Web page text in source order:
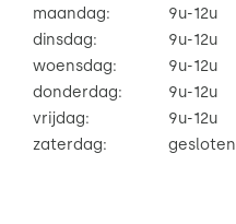
maandag: 9u-12u
dinsdag:
9u-12u
woensdag:
9u-12u
donderdag:
9u-12u
vrijdag:
9u-12u
zaterdag:
gesloten